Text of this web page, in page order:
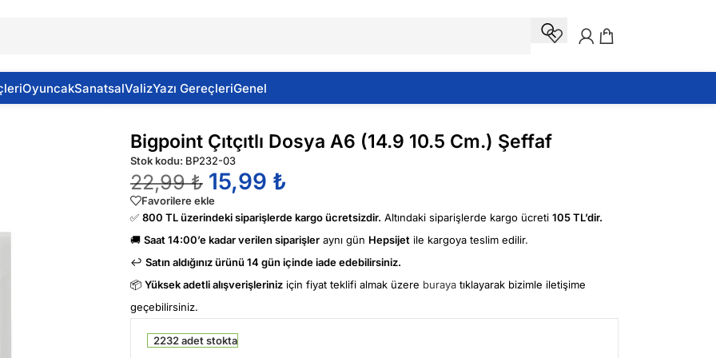
OyuncakSanatsalValizYazı GereçleriGenel
(14.9 10.5 Cm.) Şeffaf
Bigpoint Çıtçıtlı Dosya A6 (14.9 10.5 Cm.) Şeffaf
Stok kodu: BP232-03
22,99₺ 15,99 ₺
Favorilere ekle
✅ 800 TL üzerindeki siparişlerde kargo ücretsizdir. Altındaki siparişlerde kargo ücreti 105 TL’dir.
🚚 Saat 14:00’e kadar verilen siparişler aynı gün Hepsijet ile kargoya teslim edilir.
↩️ Satın aldığınız ürünü 14 gün içinde iade edebilirsiniz.
📦 Yüksek adetli alışverişleriniz için fiyat teklifi almak üzere buraya tıklayarak bizimle iletişime
geçebilirsiniz.
2232 adet stokta